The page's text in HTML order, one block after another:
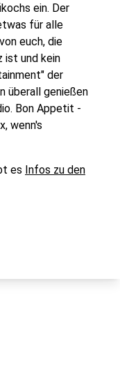
ein. Der
für alle
euch, die
ist und kein
der
überall genießen
Bon Appetit -
wenn's
es Infos zu den